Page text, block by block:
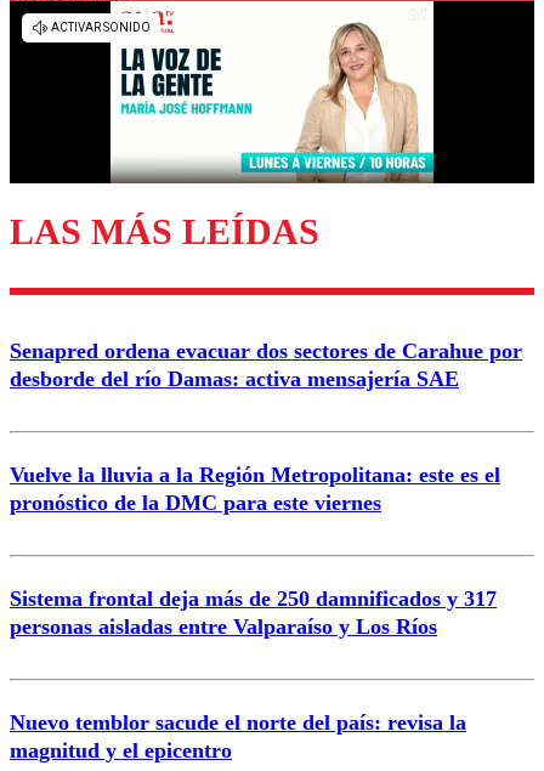
Los comentarios son moderados para garantizar un
diálogo respetuoso.
Enviar comentario
LAS MÁS LEÍDAS
Senapred ordena evacuar dos sectores de Carahue por
desborde del río Damas: activa mensajería SAE
Vuelve la lluvia a la Región Metropolitana: este es el
pronóstico de la DMC para este viernes
Sistema frontal deja más de 250 damnificados y 317
personas aisladas entre Valparaíso y Los Ríos
Nuevo temblor sacude el norte del país: revisa la
magnitud y el epicentro